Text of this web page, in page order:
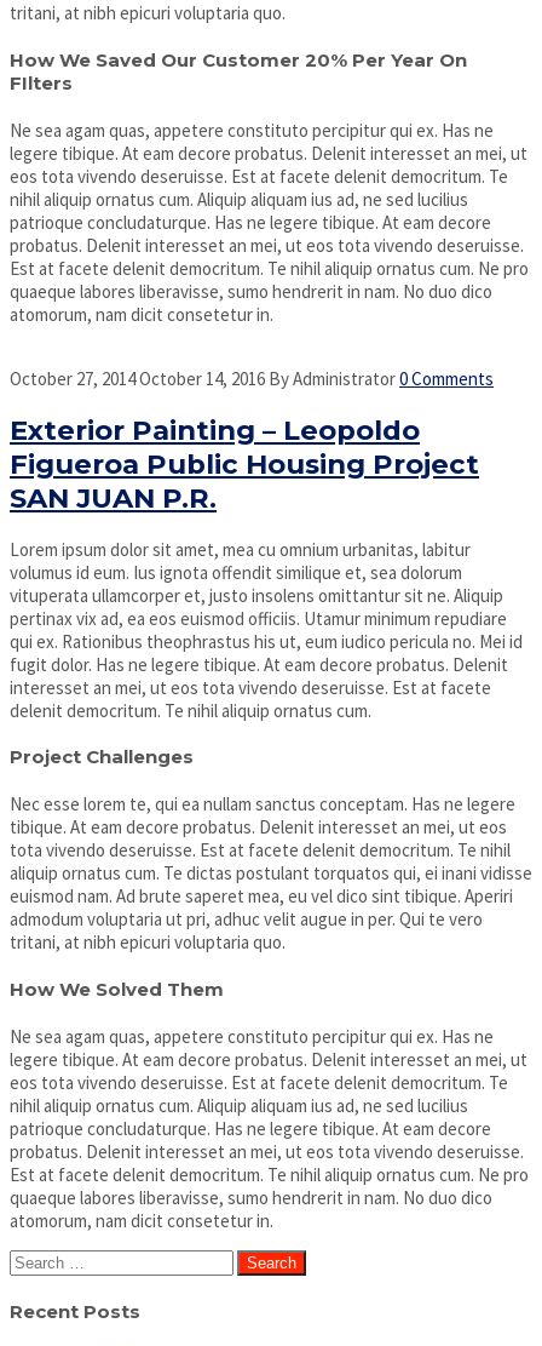
tritani, at nibh epicuri voluptaria quo.
How We Saved Our Customer 20% Per Year On
FIlters
Ne sea agam quas, appetere constituto percipitur qui ex. Has ne
legere tibique. At eam decore probatus. Delenit interesset an mei, ut
eos tota vivendo deseruisse. Est at facete delenit democritum. Te
nihil aliquip ornatus cum. Aliquip aliquam ius ad, ne sed lucilius
patrioque concludaturque. Has ne legere tibique. At eam decore
probatus. Delenit interesset an mei, ut eos tota vivendo deseruisse.
Est at facete delenit democritum. Te nihil aliquip ornatus cum. Ne pro
quaeque labores liberavisse, sumo hendrerit in nam. No duo dico
atomorum, nam dicit consetetur in.
October 27, 2014October 14, 2016 ByAdministrator0 Comments
Exterior Painting – Leopoldo
Figueroa Public Housing Project
SAN JUAN P.R.
Lorem ipsum dolor sit amet, mea cu omnium urbanitas, labitur
volumus id eum. Ius ignota offendit similique et, sea dolorum
vituperata ullamcorper et, justo insolens omittantur sit ne. Aliquip
pertinax vix ad, ea eos euismod officiis. Utamur minimum repudiare
qui ex. Rationibus theophrastus his ut, eum iudico pericula no. Mei id
fugit dolor. Has ne legere tibique. At eam decore probatus. Delenit
interesset an mei, ut eos tota vivendo deseruisse. Est at facete
delenit democritum. Te nihil aliquip ornatus cum.
Project Challenges
Nec esse lorem te, qui ea nullam sanctus conceptam. Has ne legere
tibique. At eam decore probatus. Delenit interesset an mei, ut eos
tota vivendo deseruisse. Est at facete delenit democritum. Te nihil
aliquip ornatus cum. Te dictas postulant torquatos qui, ei inani vidisse
euismod nam. Ad brute saperet mea, eu vel dico sint tibique. Aperiri
admodum voluptaria ut pri, adhuc velit augue in per. Qui te vero
tritani, at nibh epicuri voluptaria quo.
How We Solved Them
Ne sea agam quas, appetere constituto percipitur qui ex. Has ne
legere tibique. At eam decore probatus. Delenit interesset an mei, ut
eos tota vivendo deseruisse. Est at facete delenit democritum. Te
nihil aliquip ornatus cum. Aliquip aliquam ius ad, ne sed lucilius
patrioque concludaturque. Has ne legere tibique. At eam decore
probatus. Delenit interesset an mei, ut eos tota vivendo deseruisse.
Est at facete delenit democritum. Te nihil aliquip ornatus cum. Ne pro
quaeque labores liberavisse, sumo hendrerit in nam. No duo dico
atomorum, nam dicit consetetur in.
Search
Recent Posts